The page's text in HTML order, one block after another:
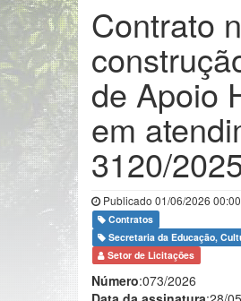
Contrato
de Apoio
em
3120/
Publicado 01/06/2026 00:00
Contratos
Secretaria da Educação,
Setor de Licitações
Número:073/2026